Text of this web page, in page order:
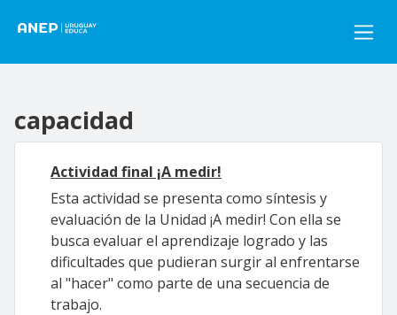
capacidad
Actividad final ¡A medir!
Esta actividad se presenta como síntesis y
evaluación de la Unidad ¡A medir! Con ella se
busca evaluar el aprendizaje logrado y las
dificultades que pudieran surgir al enfrentarse
al "hacer" como parte de una secuencia de
trabajo.